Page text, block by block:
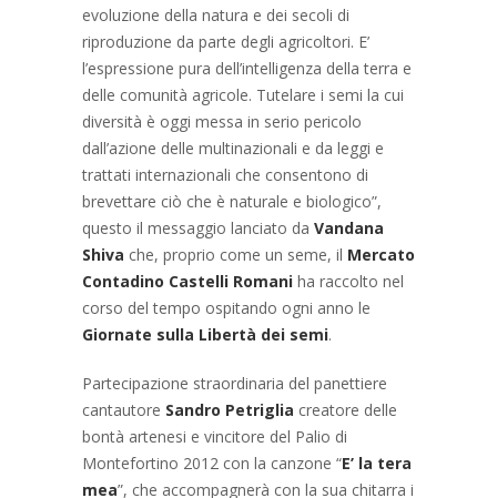
evoluzione della natura e dei secoli di
riproduzione da parte degli agricoltori. E’
l’espressione pura dell’intelligenza della terra e
delle comunità agricole. Tutelare i semi la cui
diversità è oggi messa in serio pericolo
dall’azione delle multinazionali e da leggi e
trattati internazionali che consentono di
brevettare ciò che è naturale e biologico”,
questo il messaggio lanciato da Vandana
Shiva che, proprio come un seme, il Mercato
Contadino Castelli Romani ha raccolto nel
corso del tempo ospitando ogni anno le
Giornate sulla Libertà dei semi.
Partecipazione straordinaria del panettiere
cantautore Sandro Petriglia creatore delle
bontà artenesi e vincitore del Palio di
Montefortino 2012 con la canzone “E’ la tera
mea”, che accompagnerà con la sua chitarra i